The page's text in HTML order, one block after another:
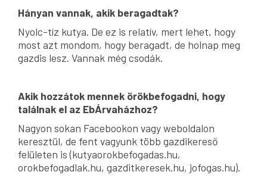
Hányan vannak, akik beragadtak?
Nyolc-tíz kutya. De ez is relatív, mert lehet, hogy
most azt mondom, hogy beragadt, de holnap meg
gazdis lesz. Vannak még csodák.
Akik hozzátok mennek örökbefogadni, hogy
találnak el az EbÁrvaházhoz?
Nagyon sokan Facebookon vagy weboldalon
keresztül, de fent vagyunk több gazdikereső
felületen is (kutyaorokbefogadas.hu,
orokbefogadlak.hu, gazditkeresek.hu, jofogas.hu).